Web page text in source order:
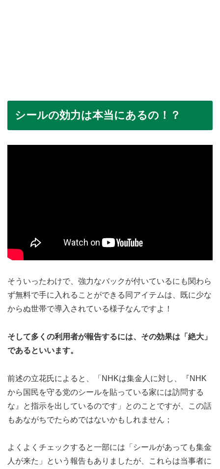
シールの効力は本当にあるの！？
そういったわけで、強力なバックが付いているにも関わら
ず無料で手に入れることができる同アイテムは、既に少な
からぬ世帯で導入されている様子なんですよ！
そして多くの利用者が報告するには、その効果は「絶大」
であるといいます。
前述の立花氏によると、「NHKは集金人に対し、『NHK
から国民を守る党のシールを貼っている家には訪問する
な』と指示を出しているのです」とのことですが、この話
もあながちでたらめではないかもしれません；
よくよくチェックすると一部には「シールがあっても集金
人が来た」という報告もありましたが、これらは当事者に